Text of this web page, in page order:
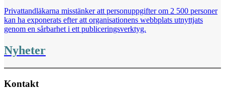
Privattandläkarna misstänker att personuppgifter om 2 500 personer
kan ha exponerats efter att organisationens webbplats utnyttjats
genom en sårbarhet i ett publiceringsverktyg.
Nyheter
Kontakt